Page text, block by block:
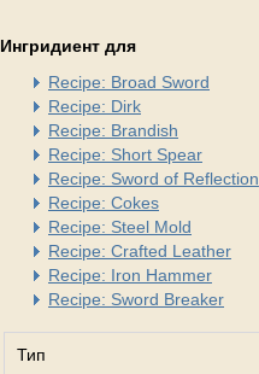
Ингридиент для
Recipe: Broad Sword
Recipe: Dirk
Recipe: Brandish
Recipe: Short Spear
Recipe: Sword of Reflection
Recipe: Cokes
Recipe: Steel Mold
Recipe: Crafted Leather
Recipe: Iron Hammer
Recipe: Sword Breaker
Тип